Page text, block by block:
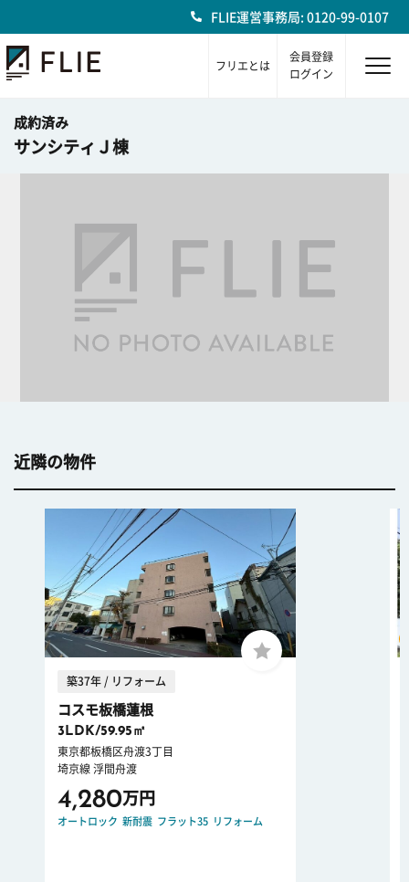
FLIE運営事務局: 0120-99-0107
フリエとは
会員登録
ログイン
成約済み
サンシティＪ棟
近隣の物件
築37年 / リフォーム
コスモ板橋蓮根
3LDK/59.95㎡
東京都板橋区舟渡3丁目
埼京線 浮間舟渡
4,280万円
オートロック 新耐震 フラット35 リフォーム